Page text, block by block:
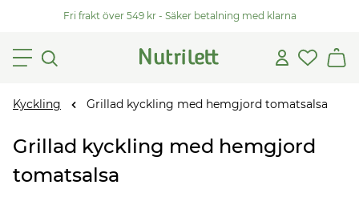
Fri frakt över 549 kr - Säker betalning med klarna
Kyckling Grillad kyckling med hemgjord tomatsalsa
Grillad kyckling med hemgjord
tomatsalsa